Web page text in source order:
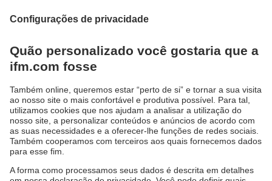
Adaptador elétrico, conversor de sinal e interfaces
Antenas
Outros
Certificados de calibração, certificados de material e de
serviços